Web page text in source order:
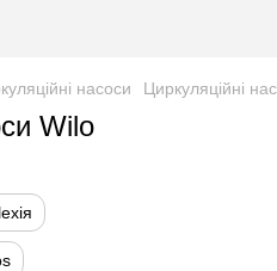
насоси Циркуляційні
Wilo